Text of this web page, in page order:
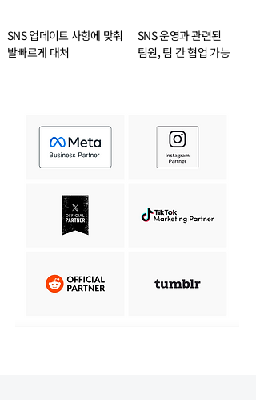
SNS 업데이트 사항에 맞춰
발빠르게 대처
SNS 운영과 관련된
팀원, 팀 간 협업 가능